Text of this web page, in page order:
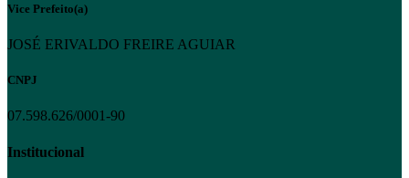
Vice Prefeito(a)
JOSÉ ERIVALDO FREIRE AGUIAR
CNPJ
07.598.626/0001-90
Institucional